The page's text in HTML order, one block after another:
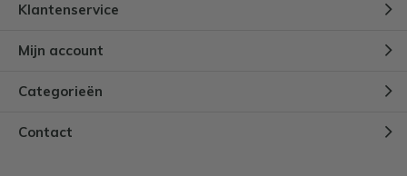
Klantenservice
Mijn account
Categorieën
Contact